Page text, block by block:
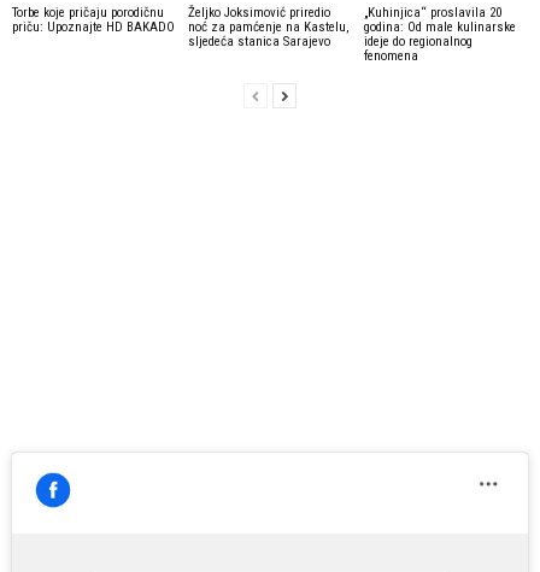
Torbe koje pričaju porodičnu
priču: Upoznajte HD BAKADO
Željko Joksimović priredio
noć za pamćenje na Kastelu,
sljedeća stanica Sarajevo
„Kuhinjica“ proslavila 20
godina: Od male kulinarske
ideje do regionalnog
fenomena